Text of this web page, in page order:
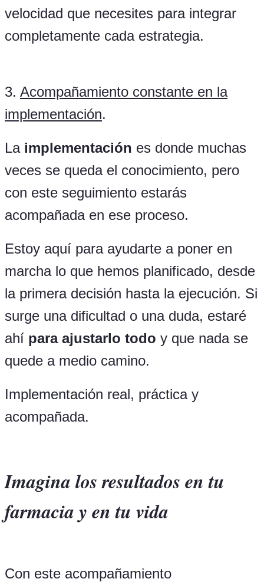
velocidad que necesites para integrar
completamente cada estrategia.
3. Acompañamiento constante en la
implementación.
La implementación es donde muchas
veces se queda el conocimiento, pero
con este seguimiento estarás
acompañada en ese proceso.
Estoy aquí para ayudarte a poner en
marcha lo que hemos planificado, desde
la primera decisión hasta la ejecución. Si
surge una dificultad o una duda, estaré
ahí para ajustarlo todo y que nada se
quede a medio camino.
Implementación real, práctica y
acompañada.
Imagina los resultados en tu
farmacia y en tu vida
Con este acompañamiento